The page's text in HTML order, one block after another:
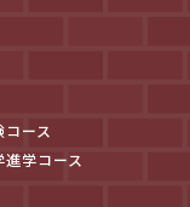
ース
学コース